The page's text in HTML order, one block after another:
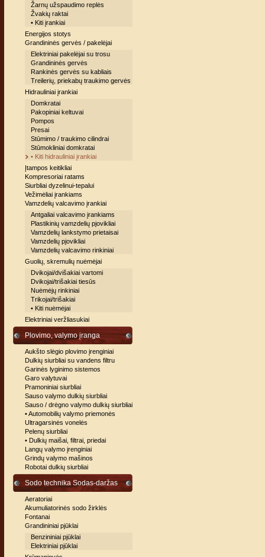
Žarnų užspaudimo replės
Žvakių raktai
• Kiti įrankiai
Energijos stotys
Grandininės gervės / pakelėjai
Elektriniai pakelėjai su trosu
Grandininės gervės
Rankinės gervės su kabliais
Treilerių, priekabų traukimo gervės
Hidrauliniai įrankiai
Domkratai
Pakopiniai keltuvai
Pompos
Presai
Stūmimo / traukimo cilindrai
Stūmokliniai domkratai
• Kiti hidrauliniai įrankiai
Įtampos keitikliai
Kompresoriai ratams
Siurbliai dyzelinui-tepalui
Vežimėliai įrankiams
Vamzdelių valcavimo įrankiai
Antgaliai valcavimo įrankiams
Plastikinių vamzdelių pjovikliai
Vamzdelių lankstymo prietaisai
Vamzdelių pjovikliai
Vamzdelių valcavimo rinkiniai
Guolių, skremulių nuėmėjai
Dvikojai/dvišakiai vartomi
Dvikojai/trišakiai tiesūs
Nuėmėjų rinkiniai
Trikojai/trišakiai
• Kiti nuėmėjai
Elektriniai veržliasukiai
Plovimo, valymo įranga
Aukšto slėgio plovimo įrenginiai
Dulkių siurbliai su vandens filtru
Garinės lyginimo sistemos
Garo valytuvai
Pramoniniai siurbliai
Sauso valymo dulkių siurbliai
Sauso / drėgno valymo dulkių siurbliai
• Automobilių valymo priemonės
Ultragarsinės vonelės
Pelenų siurbliai
• Dulkių maišai, filtrai, priedai
Langų valymo įrenginiai
Grindų valymo mašinos
Robotai dulkių siurbliai
Sodo technika Sodas-daržas
Aeratoriai
Akumuliatorinės sodo žirklės
Fontanai
Grandininiai pjūklai
Benzininiai pjūklai
Elektriniai pjūklai